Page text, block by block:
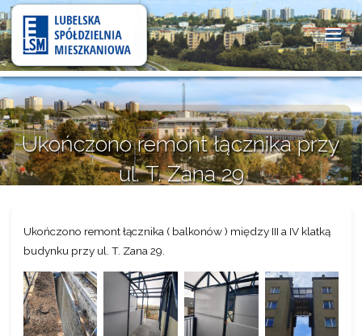
Lubelska
Spółdzielnia
Mieszkaniowa
Ukończono remont łącznika przy
ul. T. Zana 29
Ukończono remont łącznika ( balkonów ) między III a IV klatką
budynku przy ul. T. Zana 29.